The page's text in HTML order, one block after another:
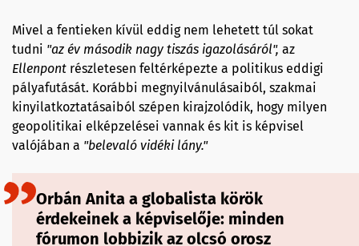
Mivel a fentieken kívül eddig nem lehetett túl sokat
tudni "az év második nagy tiszás igazolásáról", az
Ellenpont részletesen feltérképezte a politikus eddigi
pályafutását. Korábbi megnyilvánulásaiból, szakmai
kinyilatkoztatásaiból szépen kirajzolódik, hogy milyen
geopolitikai elképzelései vannak és kit is képvisel
valójában a "belevaló vidéki lány."
Orbán Anita a globalista körök
érdekeinek a képviselője: minden
fórumon lobbizik az olcsó orosz